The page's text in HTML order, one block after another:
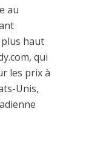
au
haut
qui
les prix à
Unis,